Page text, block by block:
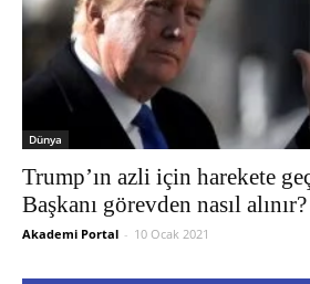
Dünya
Trump’ın azli için harekete
Başkanı görevden nasıl alınır?
Akademi Portal - 10 Ocak 2021